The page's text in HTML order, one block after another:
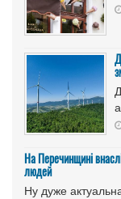
На Перечинщині
людей
Ну дуже